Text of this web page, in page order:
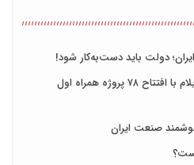
دولت باید دست‌به‌کار شود!
توسعه زیرساخت‌های ارتباطی ایلام با افتتاح ۷۸ پروژه همراه اول
صنعت ایران